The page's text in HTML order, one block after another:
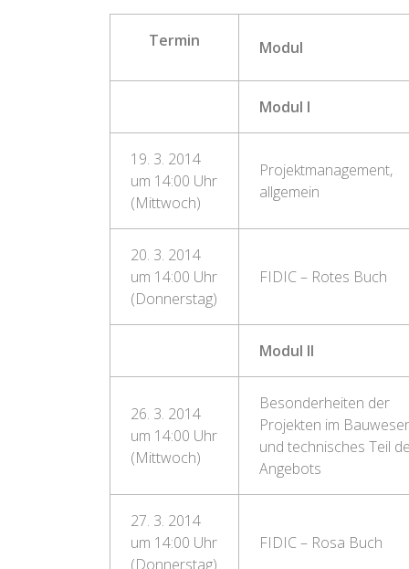
Termin Modul
Modul I
19. 3. 2014
um 14:00 Uhr
(Mittwoch)
Projektmanagement,
allgemein
20. 3. 2014
um 14:00 Uhr
(Donnerstag)
FIDIC – Rotes Buch
Modul II
26. 3. 2014
um 14:00 Uhr
(Mittwoch)
Besonderheiten der
Projekten im
und technisches Teil
Angebots
27. 3. 2014
um 14:00 Uhr
(Donnerstag)
FIDIC – Rosa Buch